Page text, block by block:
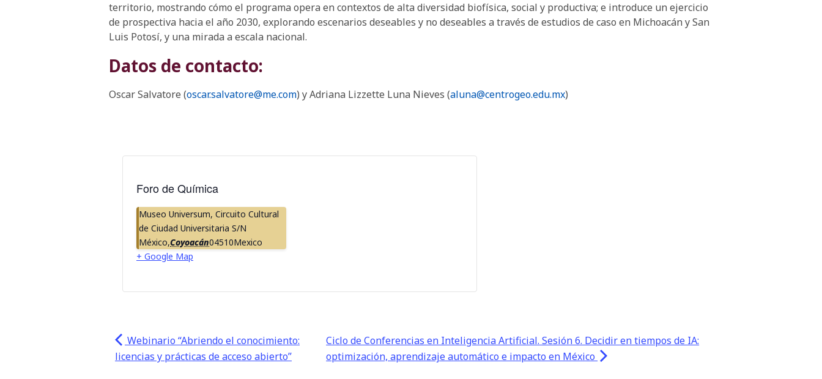
territorio, mostrando cómo el programa opera en contextos de alta diversidad biofísica, social y productiva; e introduce un ejercicio
de prospectiva hacia el año 2030, explorando escenarios deseables y no deseables a través de estudios de caso en Michoacán y San
Luis Potosí, y una mirada a escala nacional.
Datos de contacto:
Oscar Salvatore (oscar.salvatore@me.com) y Adriana Lizzette Luna Nieves (aluna@centrogeo.edu.mx)
Foro de Química
Museo Universum, Circuito Cultural
de Ciudad Universitaria S/N
México,Coyoacán04510Mexico
+ Google Map
Webinario “Abriendo el conocimiento:
licencias y prácticas de acceso abierto”
Ciclo de Conferencias en Inteligencia Artificial. Sesión 6. Decidir en tiempos de IA:
optimización, aprendizaje automático e impacto en México